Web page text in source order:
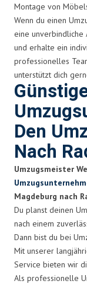
Montage von
Wenn du einen
eine unverbindliche
und erhalte ein
professionelles
unterstützt dich
Den
Nach
Umzugsmeister
Magdeburg nach
Du planst deinen
nach einem
Dann bist du bei
Mit unserer
Service bieten wir
Als professionelle